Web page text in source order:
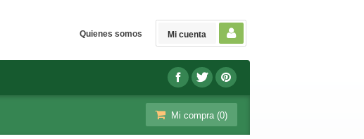
Mi cuenta
Quienes somos
Mi compra (0)